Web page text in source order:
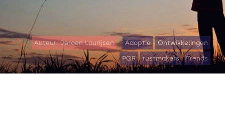
Auteur: Jeroen Laurijsen Adoptie Ontwikkelingen
PQR rustmakers Trends